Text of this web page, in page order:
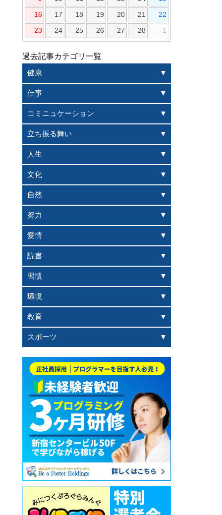
16 17 18 19 20 21 22
23 24 25 26 27 28 1
過去記事カテゴリ一覧
健康
仕事
コミニュケーション
立ち振る舞い
人生
文化
自然
努力
愛情
読書
習慣
環境
教育
スポーツ